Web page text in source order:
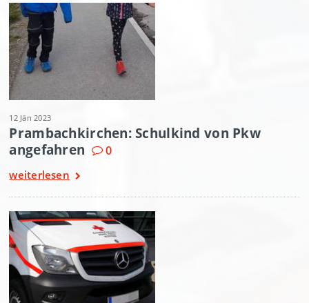
12 Jän 2023
Prambachkirchen: Schulkind von Pkw
angefahren
0
weiterlesen